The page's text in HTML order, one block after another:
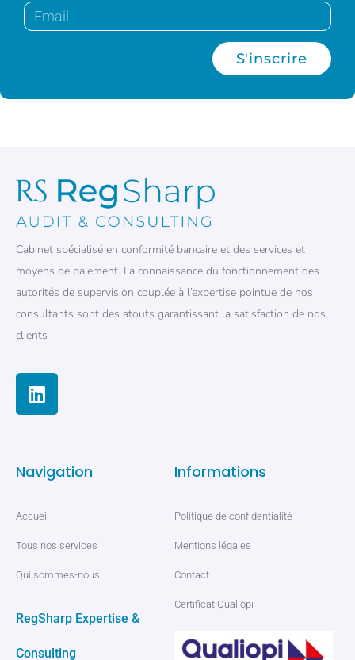
S'inscrire
Cabinet spécialisé en conformité bancaire et des services et
moyens de paiement. La connaissance du fonctionnement des
autorités de supervision couplée à l’expertise pointue de nos
consultants sont des atouts garantissant la satisfaction de nos
clients
Navigation
Accueil
Tous nos services
Qui sommes-nous
RegSharp Expertise &
Consulting
Informations
Politique de confidentialité
Mentions légales
Contact
Certificat Qualiopi